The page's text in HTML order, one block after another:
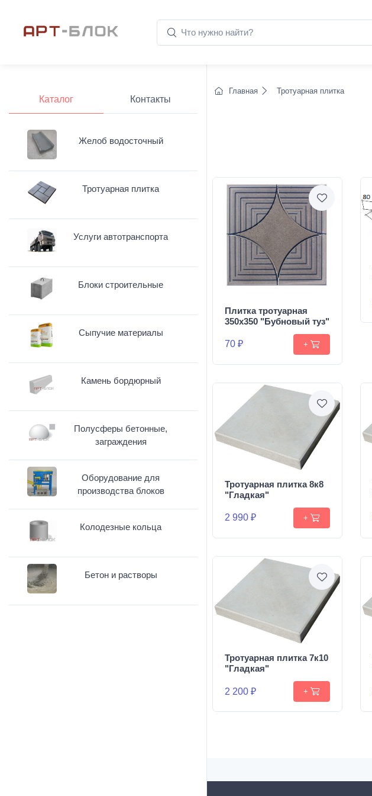
Главная Тротуарная плитка
Плитка тротуарная
350х350 "Бубновый туз"
70 ₽ +
Тротуарная плитка 8к8
"Гладкая"
2 990 ₽ +
Тротуарная плитка 7к10
"Гладкая"
2 200 ₽ +
Каталог Контакты
Желоб водосточный
Тротуарная плитка
Услуги автотранспорта
Блоки строительные
Сыпучие материалы
Камень бордюрный
Полусферы бетонные,
заграждения
Оборудование для
производства блоков
Колодезные кольца
Бетон и растворы